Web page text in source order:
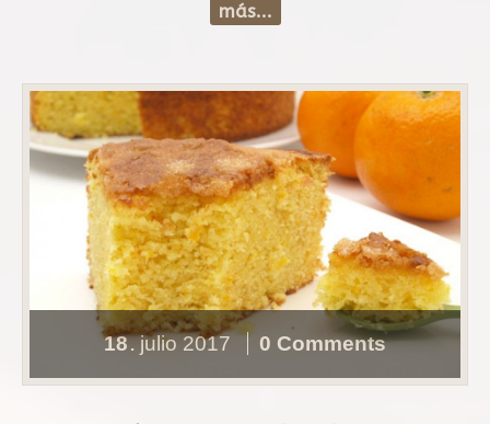
más...
18. julio 2017 0 Comments